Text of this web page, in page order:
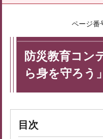
ページ番
防災教育コン
ら身を守ろう」
目次